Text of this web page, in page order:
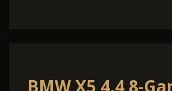
BMW X5 4.4 8-